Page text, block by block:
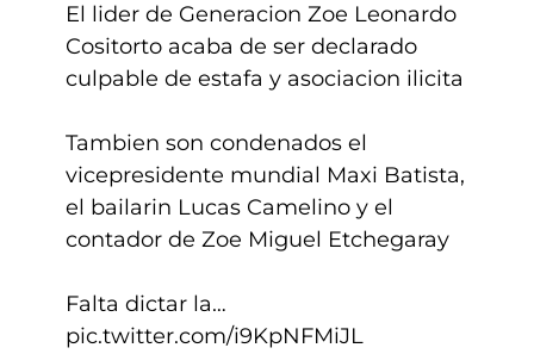
El lider de Generacion Zoe Leonardo
Cositorto acaba de ser declarado
culpable de estafa y asociacion ilicita
Tambien son condenados el
vicepresidente mundial Maxi Batista,
el bailarin Lucas Camelino y el
contador de Zoe Miguel Etchegaray
Falta dictar la…
pic.twitter.com/i9KpNFMiJL